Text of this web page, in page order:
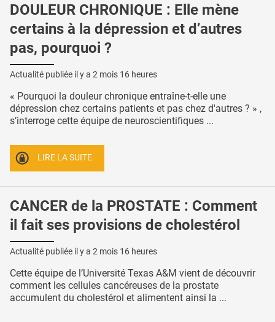
DOULEUR CHRONIQUE : Elle mène
certains à la dépression et d’autres
pas, pourquoi ?
Actualité publiée il y a 2 mois 16 heures
« Pourquoi la douleur chronique entraîne-t-elle une
dépression chez certains patients et pas chez d'autres ? » ,
s’interroge cette équipe de neuroscientifiques ...
LIRE LA SUITE
CANCER de la PROSTATE : Comment
il fait ses provisions de cholestérol
Actualité publiée il y a 2 mois 16 heures
Cette équipe de l’Université Texas A&M vient de découvrir
comment les cellules cancéreuses de la prostate
accumulent du cholestérol et alimentent ainsi la ...